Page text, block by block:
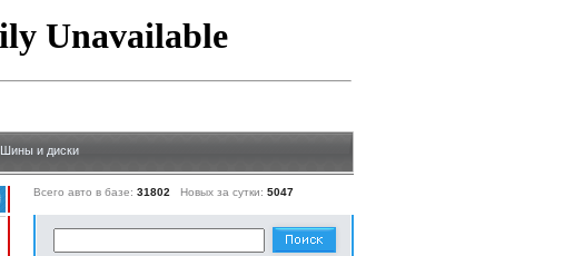
Шины и диски
Всего авто в базе: 31802 Новых за сутки: 5047